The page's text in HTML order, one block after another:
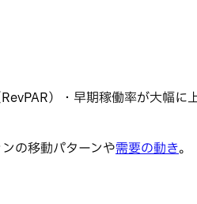
）・早期稼働率が大幅に
の移動パターンや需要の動き。